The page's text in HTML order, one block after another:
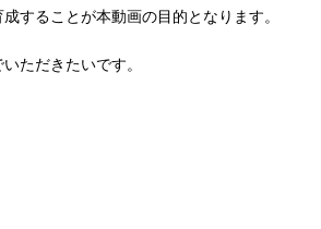
することが本動画の目的となります。
ただきたいです。